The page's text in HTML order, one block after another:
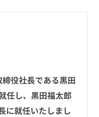
役社長である黒田
任し、黒田福太郎
に就任いたしまし